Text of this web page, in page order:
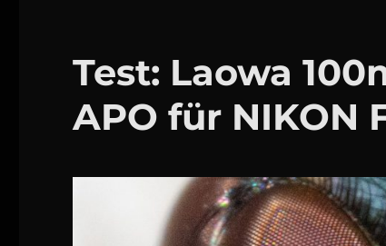
Test: Laowa
APO für NIKON